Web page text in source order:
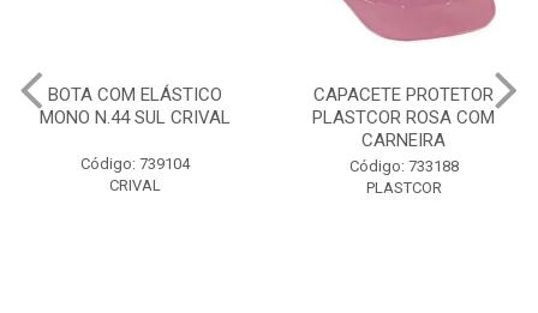
BOTA COM ELÁSTICO
MONO N.44 SUL CRIVAL
Código: 739104
CRIVAL
CAPACETE PROTETOR
PLASTCOR ROSA COM
CARNEIRA
Código: 733188
PLASTCOR